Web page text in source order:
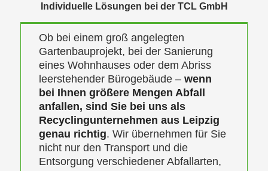
Individuelle Lösungen bei der TCL GmbH
Ob bei einem groß angelegten
Gartenbauprojekt, bei der Sanierung
eines Wohnhauses oder dem Abriss
leerstehender Bürogebäude – wenn
bei Ihnen größere Mengen Abfall
anfallen, sind Sie bei uns als
Recyclingunternehmen aus Leipzig
genau richtig. Wir übernehmen für Sie
nicht nur den Transport und die
Entsorgung verschiedener Abfallarten,